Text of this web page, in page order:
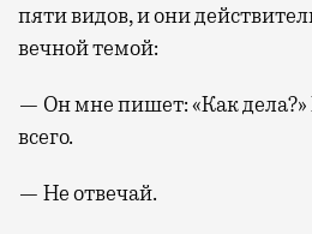
пяти видов, и они
вечной темой:
— Он мне пишет: «Как дела?»
всего.
— Не отвечай.